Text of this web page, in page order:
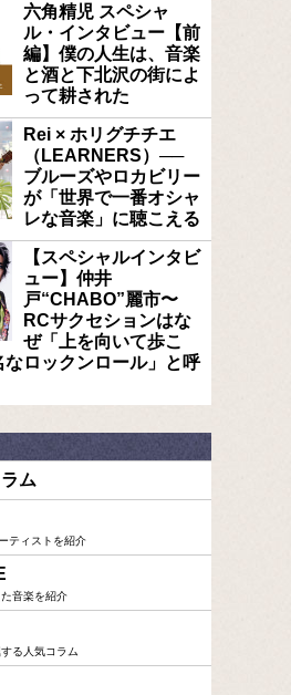
六角精児 スペシャ
ル・インタビュー【前
編】僕の人生は、音楽
と酒と下北沢の街によ
って耕された
Rei × ホリグチチエ
（LEARNERS）──
ブルーズやロカビリー
が「世界で一番オシャ
レな音楽」に聴こえる
【スペシャルインタビ
ュー】仲井
戸“CHABO”麗市〜
RCサクセションはな
ぜ「上を向いて歩こ
なロックンロール」と呼
ム
ティストを紹介
音楽を紹介
る人気コラム